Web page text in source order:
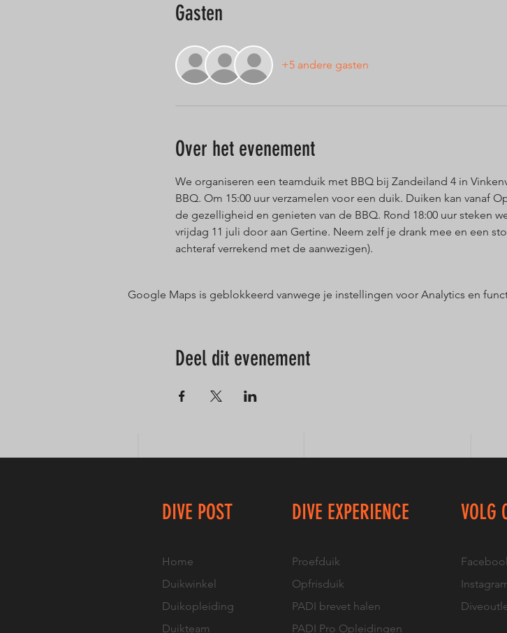
Gasten
+5 andere gasten
Over het evenement
We organiseren een teamduik met BBQ bij Zandeiland 4 in
BBQ. Om 15:00 uur verzamelen voor een duik. Duiken kan vanaf
de gezelligheid en genieten van de BBQ. Rond 18:00 uur steken
vrijdag 11 juli door aan Gertine. Neem zelf je drank mee en een
achteraf verrekend met de aanwezigen).
Google Maps is geblokkeerd vanwege je instellingen voor Analytics en
Deel dit evenement
DIVE POST
Home
Duikwinkel
Duikopleiding
Duikteam
DIVE EXPERIENCE
Proefduik
Opfrisduik
PADI brevet halen
PADI Pro Opleidingen
VOLG